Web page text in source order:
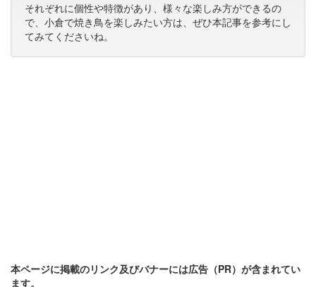
それぞれに個性や特徴があり、様々な楽しみ方ができるの
で、小倉で焼き鳥を楽しみたい方は、ぜひ本記事を参考にし
てみてくださいね。
本ページに掲載のリンク及びバナーには広告（PR）が含まれてい
ます。